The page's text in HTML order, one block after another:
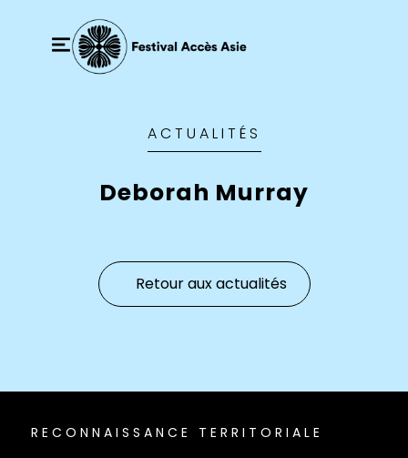
ACTUALITÉS
Deborah Murray
Retour aux actualités
RECONNAISSANCE TERRITORIALE